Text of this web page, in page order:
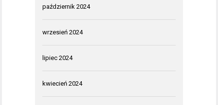
październik 2024
wrzesień 2024
lipiec 2024
kwiecień 2024